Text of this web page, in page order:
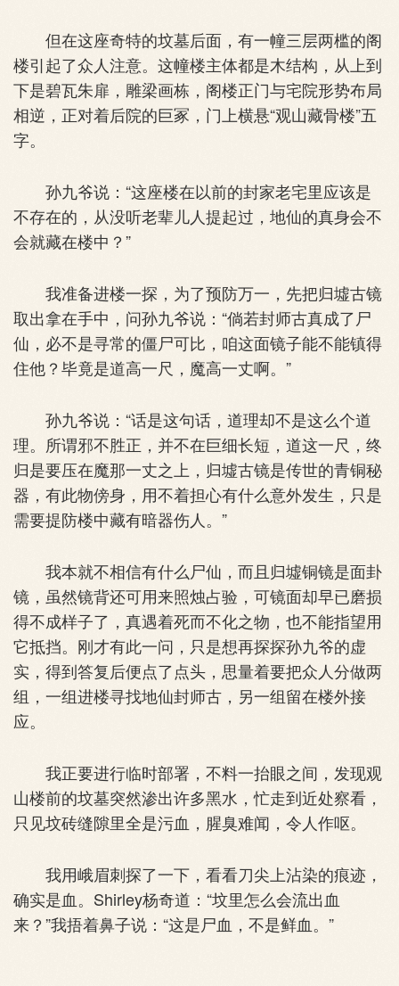
但在这座奇特的坟墓后面，有一幢三层两槛的阁
楼引起了众人注意。这幢楼主体都是木结构，从上到
下是碧瓦朱扉，雕梁画栋，阁楼正门与宅院形势布局
相逆，正对着后院的巨冢，门上横悬“观山藏骨楼”五
字。
孙九爷说：“这座楼在以前的封家老宅里应该是
不存在的，从没听老辈儿人提起过，地仙的真身会不
会就藏在楼中？”
我准备进楼一探，为了预防万一，先把归墟古镜
取出拿在手中，问孙九爷说：“倘若封师古真成了尸
仙，必不是寻常的僵尸可比，咱这面镜子能不能镇得
住他？毕竟是道高一尺，魔高一丈啊。”
孙九爷说：“话是这句话，道理却不是这么个道
理。所谓邪不胜正，并不在巨细长短，道这一尺，终
归是要压在魔那一丈之上，归墟古镜是传世的青铜秘
器，有此物傍身，用不着担心有什么意外发生，只是
需要提防楼中藏有暗器伤人。”
我本就不相信有什么尸仙，而且归墟铜镜是面卦
镜，虽然镜背还可用来照烛占验，可镜面却早已磨损
得不成样子了，真遇着死而不化之物，也不能指望用
它抵挡。刚才有此一问，只是想再探探孙九爷的虚
实，得到答复后便点了点头，思量着要把众人分做两
组，一组进楼寻找地仙封师古，另一组留在楼外接
应。
我正要进行临时部署，不料一抬眼之间，发现观
山楼前的坟墓突然渗出许多黑水，忙走到近处察看，
只见坟砖缝隙里全是污血，腥臭难闻，令人作呕。
我用峨眉刺探了一下，看看刀尖上沾染的痕迹，
确实是血。Shirley杨奇道：“坟里怎么会流出血
来？”我捂着鼻子说：“这是尸血，不是鲜血。”